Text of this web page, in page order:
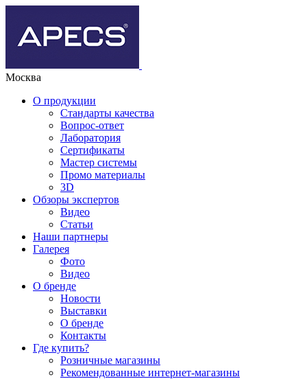
Москва
О продукции
Стандарты качества
Вопрос-ответ
Лаборатория
Сертификаты
Мастер системы
Промо материалы
3D
Обзоры экспертов
Видео
Статьи
Наши партнеры
Галерея
Фото
Видео
О бренде
Новости
Выставки
О бренде
Контакты
Где купить?
Розничные магазины
Рекомендованные интернет-магазины